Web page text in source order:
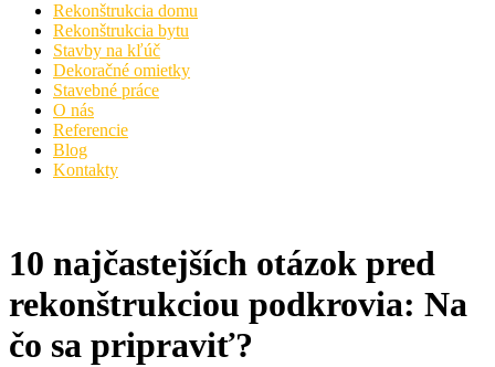
Rekonštrukcia domu
Rekonštrukcia bytu
Stavby na kľúč
Dekoračné omietky
Stavebné práce
O nás
Referencie
Blog
Kontakty
10 najčastejších otázok pred
rekonštrukciou podkrovia: Na
čo sa pripraviť?